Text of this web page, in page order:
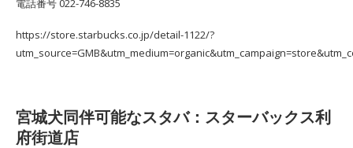
電話番号 022-746-8835
https://store.starbucks.co.jp/detail-1122/?
宮城犬同伴可能なスタバ：スターバックス利
府街道店